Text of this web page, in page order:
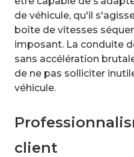
de véhicule, qu'il
boîte de vitesses
imposant. La conduite
sans accélération
de ne pas solliciter
véhicule.
client